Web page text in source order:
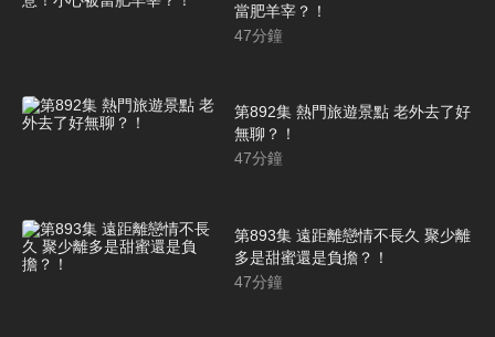
當肥羊宰？！
47分鐘
第892集 熱門旅遊景點 老外去了好
無聊？！
47分鐘
第893集 遠距離戀情不長久 聚少離
多是甜蜜還是負擔？！
47分鐘